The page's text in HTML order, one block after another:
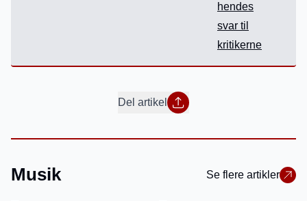
hendes
svar til
kritikerne
Del artikel
Musik Se flere artikler